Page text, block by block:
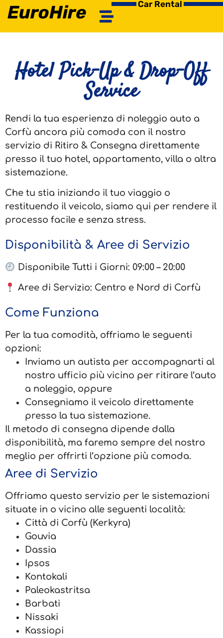
EuroHire Car Rental
Hotel Pick-Up & Drop-Off
Service
Rendi la tua esperienza di noleggio auto a
Corfù ancora più comoda con il nostro
servizio di Ritiro & Consegna direttamente
presso il tuo hotel, appartamento, villa o altra
sistemazione.
Che tu stia iniziando il tuo viaggio o
restituendo il veicolo, siamo qui per rendere il
processo facile e senza stress.
Disponibilità & Aree di Servizio
Disponibile Tutti i Giorni: 09:00 – 20:00
Aree di Servizio: Centro e Nord di Corfù
Come Funziona
Per la tua comodità, offriamo le seguenti
opzioni:
Inviamo un autista per accompagnarti al
nostro ufficio più vicino per ritirare l’auto
a noleggio, oppure
Consegniamo il veicolo direttamente
presso la tua sistemazione.
Il metodo di consegna dipende dalla
disponibilità, ma faremo sempre del nostro
meglio per offrirti l’opzione più comoda.
Aree di Servizio
Offriamo questo servizio per le sistemazioni
situate in o vicino alle seguenti località:
Città di Corfù (Kerkyra)
Gouvia
Dassia
Ipsos
Kontokali
Paleokastritsa
Barbati
Nissaki
Kassiopi